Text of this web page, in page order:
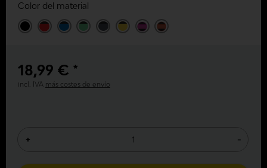
Color del material
18,99 € *
incl. IVA más costes de envío
+ -